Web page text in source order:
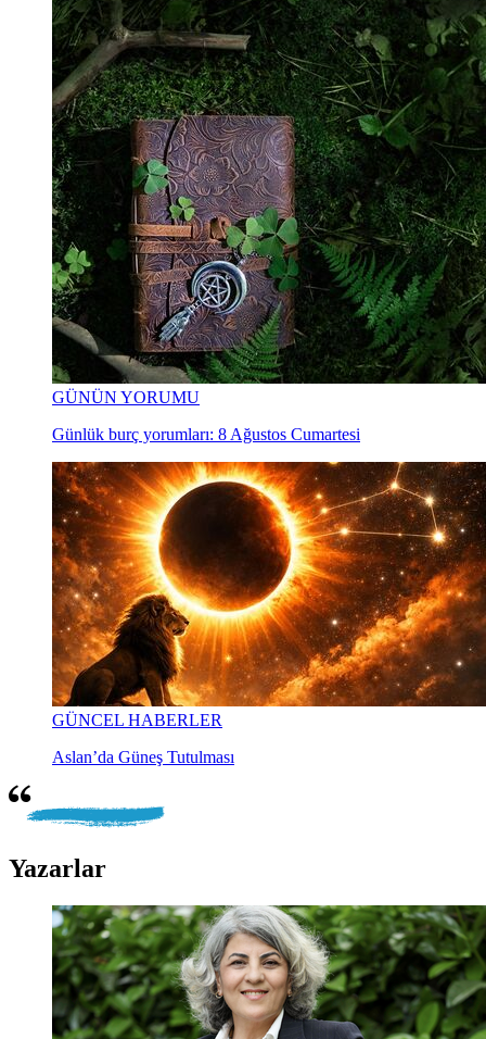
GÜNÜN YORUMU
Günlük burç yorumları: 8 Ağustos Cumartesi
GÜNCEL HABERLER
Aslan’da Güneş Tutulması
Yazarlar